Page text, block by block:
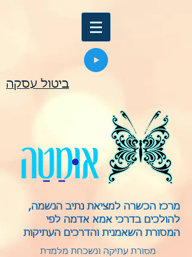
ביטול עסקה
מרכז הכשרה למציאת נתיב הנשמה,
להולכים בדרכי אמא אדמה לפי
המסורת השאמנית והדרכים העתיקות
מסורת עתיקה ונשכחת מלמדת